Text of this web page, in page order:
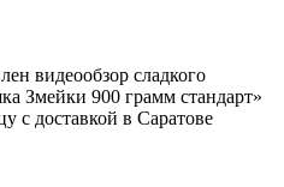
видеообзор сладкого
Змейки 900 грамм стандарт»
с доставкой в Саратове